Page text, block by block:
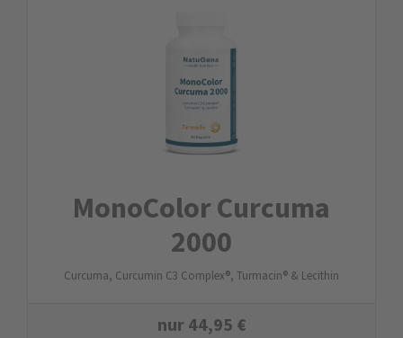
MonoColor Curcuma
2000
Curcuma, Curcumin C3 Complex®, Turmacin® & Lecithin
nur44,95 €